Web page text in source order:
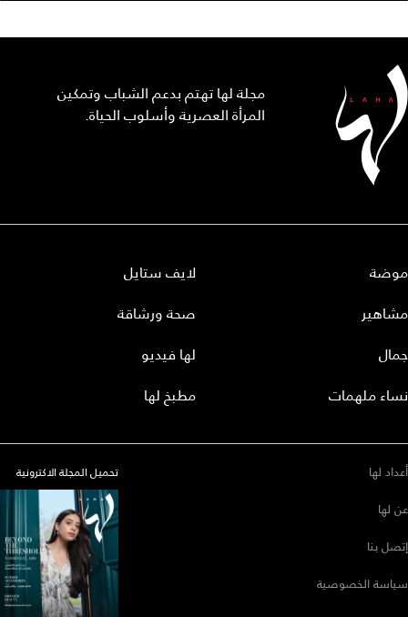
مجلة لها تهتم بدعم الشباب وتمكين
المرأة العصرية وأسلوب الحياة.
موضة
مشاهير
جمال
نساء ملهمات
لايف ستايل
صحة ورشاقة
لها فيديو
مطبخ لها
أعداد لها
عن لها
إتصل بنا
سياسة الخصوصية
تحميل المجلة الاكترونية